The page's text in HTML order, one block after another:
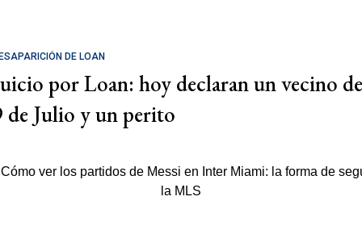
DE LOAN
por Loan: hoy declaran un vecino de
de Julio y un perito